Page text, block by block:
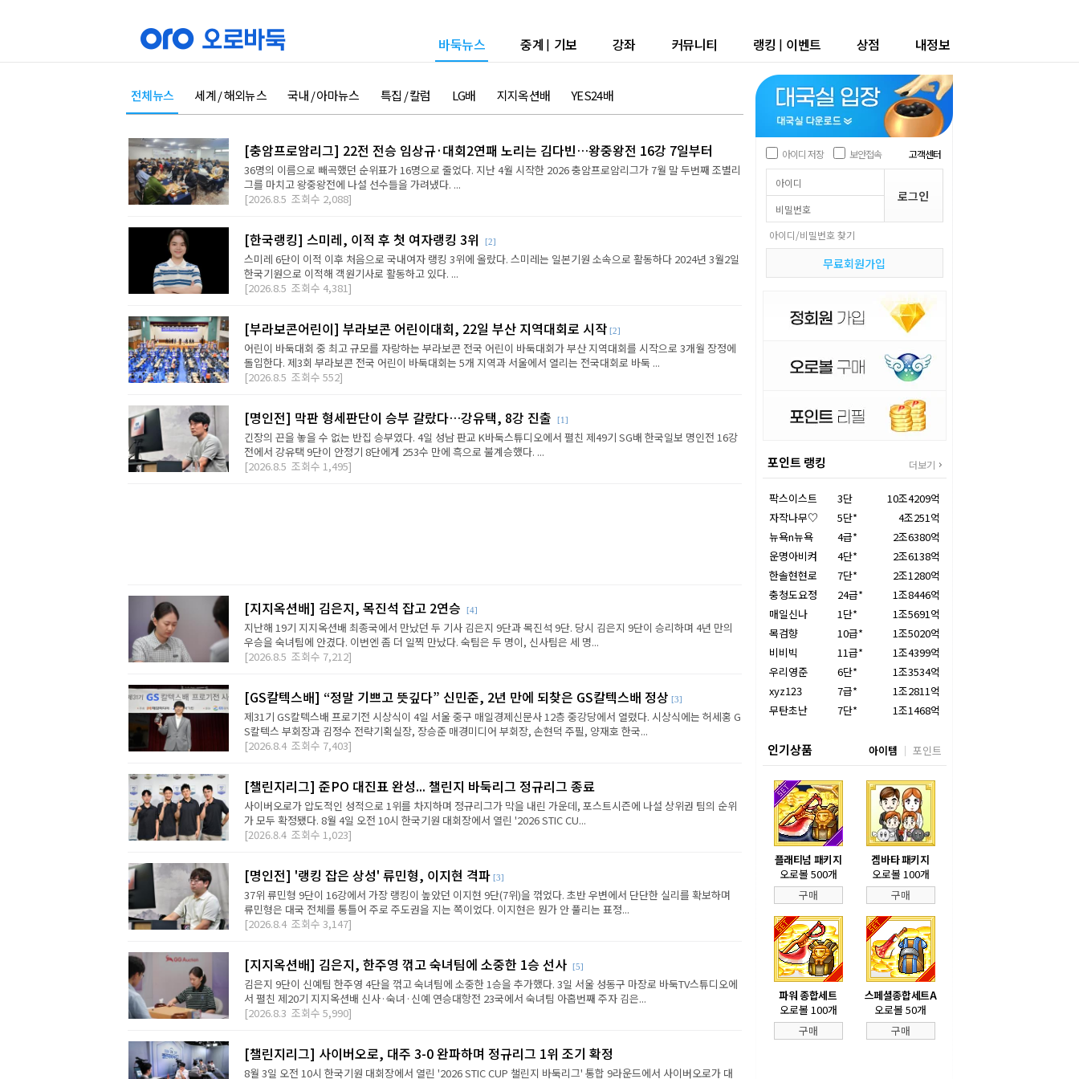
바둑뉴스 중계 | 기보 강좌 커뮤니티 랭킹 | 이벤트 상점 내정보
전체뉴스 세계 / 해외뉴스 국내 / 아마뉴스 특집 / 칼럼 LG배 지지옥션배 YES24배
[충암프로암리그] 22전 전승 임상규·대회2연패 노리는 김다빈…왕중왕전 16강 7일부터
36명의 이름으로 빼곡했던 순위표가 16명으로 줄었다. 지난 4월 시작한 2026 충암프로암리그가 7월 말 두번째 조별리
그를 마치고 왕중왕전에 나설 선수들을 가려냈다. ...
[2026.8.5 조회수 2,088]
[한국랭킹] 스미레, 이적 후 첫 여자랭킹 3위 [2]
스미레 6단이 이적 이후 처음으로 국내여자 랭킹 3위에 올랐다. 스미레는 일본기원 소속으로 활동하다 2024년 3월2일
한국기원으로 이적해 객원기사로 활동하고 있다. ...
[2026.8.5 조회수 4,381]
[부라보콘어린이] 부라보콘 어린이대회, 22일 부산 지역대회로 시작 [2]
어린이 바둑대회 중 최고 규모를 자랑하는 부라보콘 전국 어린이 바둑대회가 부산 지역대회를 시작으로 3개월 장정에
돌입한다. 제3회 부라보콘 전국 어린이 바둑대회는 5개 지역과 서울에서 열리는 전국대회로 바둑 ...
[2026.8.5 조회수 552]
[명인전] 막판 형세판단이 승부 갈랐다…강유택, 8강 진출 [1]
긴장의 끈을 놓을 수 없는 반집 승부였다. 4일 성남 판교 K바둑스튜디오에서 펼친 제49기 SG배 한국일보 명인전 16강
전에서 강유택 9단이 안정기 8단에게 253수 만에 흑으로 불계승했다. ...
[2026.8.5 조회수 1,495]
[지지옥션배] 김은지, 목진석 잡고 2연승 [4]
지난해 19기 지지옥션배 최종국에서 만났던 두 기사 김은지 9단과 목진석 9단. 당시 김은지 9단이 승리하며 4년 만의
우승을 숙녀팀에 안겼다. 이번엔 좀 더 일찍 만났다. 숙팀은 두 명이, 신사팀은 세 명...
[2026.8.5 조회수 7,212]
[GS칼텍스배] “정말 기쁘고 뜻깊다” 신민준, 2년 만에 되찾은 GS칼텍스배 정상 [3]
제31기 GS칼텍스배 프로기전 시상식이 4일 서울 중구 매일경제신문사 12층 중강당에서 열렸다. 시상식에는 허세홍 G
S칼텍스 부회장과 김정수 전략기획실장, 장승준 매경미디어 부회장, 손현덕 주필, 양재호 한국...
[2026.8.4 조회수 7,403]
[챌린지리그] 준PO 대진표 완성... 챌린지 바둑리그 정규리그 종료
사이버오로가 압도적인 성적으로 1위를 차지하며 정규리그가 막을 내린 가운데, 포스트시즌에 나설 상위권 팀의 순위
가 모두 확정됐다. 8월 4일 오전 10시 한국기원 대회장에서 열린 '2026 STIC CU...
[2026.8.4 조회수 1,023]
[명인전] '랭킹 잡은 상성' 류민형, 이지현 격파 [3]
37위 류민형 9단이 16강에서 가장 랭킹이 높았던 이지현 9단(7위)을 꺾었다. 초반 우변에서 단단한 실리를 확보하며
류민형은 대국 전체를 통틀어 주로 주도권을 지는 쪽이었다. 이지현은 뭔가 안 풀리는 표정...
[2026.8.4 조회수 3,147]
[지지옥션배] 김은지, 한주영 꺾고 숙녀팀에 소중한 1승 선사 [5]
김은지 9단이 신예팀 한주영 4단을 꺾고 숙녀팀에 소중한 1승을 추가했다. 3일 서울 성동구 마장로 바둑TV스튜디오에
서 펼친 제20기 지지옥션배 신사·숙녀·신예 연승대항전 23국에서 숙녀팀 아홉번째 주자 김은...
[2026.8.3 조회수 5,990]
[챌린지리그] 사이버오로, 대주 3-0 완파하며 정규리그 1위 조기 확정
8월 3일 오전 10시 한국기원 대회장에서 열린 '2026 STIC CUP 챌린지 바둑리그' 통합 9라운드에서 사이버오로가 대
아이디 저장 보안접속 고객센터
아이디/비밀번호 찾기
무료회원가입
포인트 랭킹 더보기
팍스이스트 3단
10조4209억
자작나무♡
5단*
4조251억
뉴욕n뉴욕
4급*
2조6380억
운명아비켜
4단*
2조6138억
한솔현현로
7단*
2조1280억
충청도요정
24급*
1조8446억
매일신나
1단*
1조5691억
목검향
10급*
1조5020억
비비빅
11급*
1조4399억
우리영준
6단*
1조3534억
xyz123
7급*
1조2811억
무탄초난
7단* 1조1468억
인기상품 아이템 포인트
플래티넘 패키지
오로볼 500개
구매
겜바타 패키지
오로볼 100개
구매
파워 종합세트
오로볼 100개
구매
스페셜종합세트A
오로볼 50개
구매